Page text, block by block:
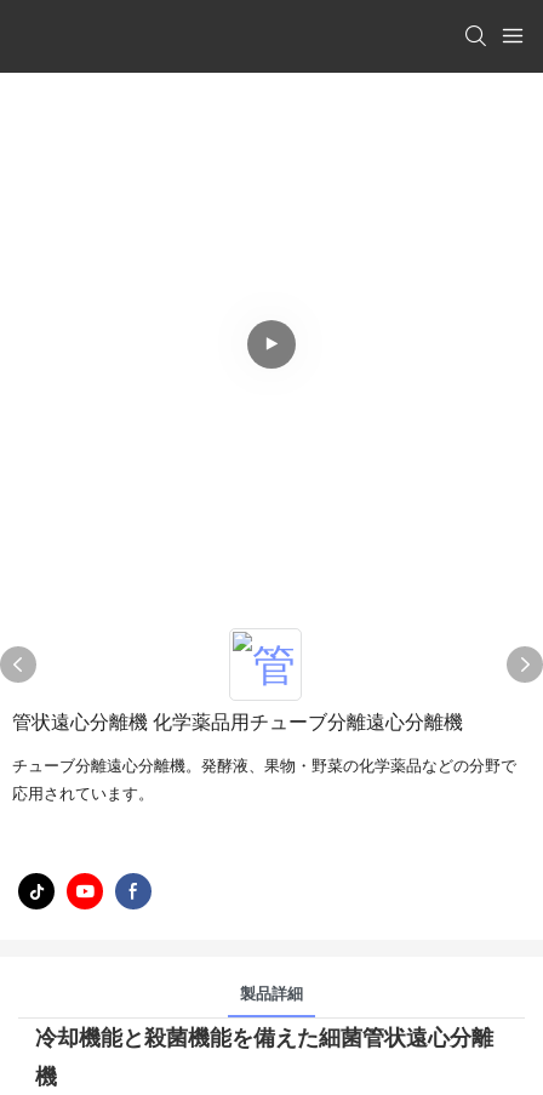
管状遠心分離機 化学薬品用チューブ分離遠心分離機
チューブ分離遠心分離機。発酵液、果物・野菜の化学薬品などの分野で
応用されています。
製品詳細
冷却機能と殺菌機能を備えた細菌管状遠心分離
機